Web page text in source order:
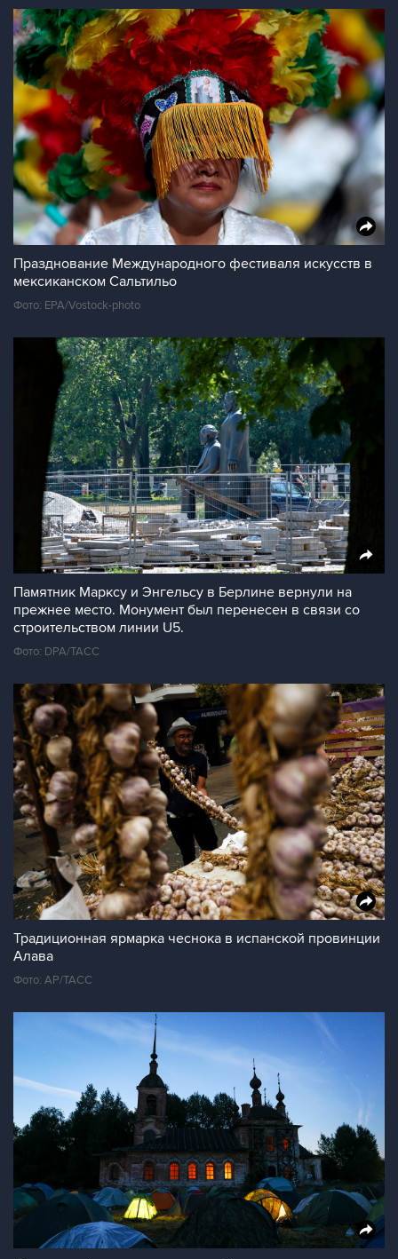
Празднование Международного фестиваля искусств в
мексиканском Сальтильо
Фото: EPA/Vostock-photo
Памятник Марксу и Энгельсу в Берлине вернули на
прежнее место. Монумент был перенесен в связи со
строительством линии U5.
Фото: DPA/ТАСС
Традиционная ярмарка чеснока в испанской провинции
Алава
Фото: AP/ТАСС